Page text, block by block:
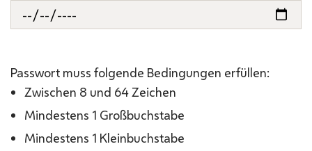
Passwort muss folgende Bedingungen erfüllen:
Zwischen 8 und 64 Zeichen
Mindestens 1 Großbuchstabe
Mindestens 1 Kleinbuchstabe